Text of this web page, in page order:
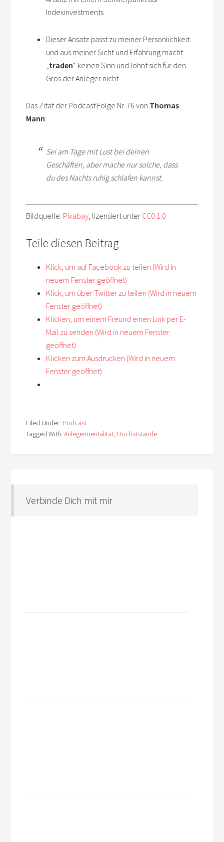
Indexinvestments
Dieser Ansatz passt zu meiner Persönlichkeit
und aus meiner Sicht und Erfahrung macht
traden“ keinen Sinn und lohnt sich für den
Gros der Anleger nicht
Das Zitat der Podcast Folge Nr. 76 von Thomas
Mann:
Sei am Tage mit Lust bei deinen
Geschäften, aber mache nur solche, dass
du des Nachts ruhig schlafen kannst.
Bildquelle: Pixabay , lizensiert unter CC0 1.0
Teile diesen Beitrag
Klick, um auf Facebook zu teilen (Wird in
neuem Fenster geöffnet)
Klick, um über Twitter zu teilen (Wird in neuem
Fenster geöffnet)
Klicken, um einem Freund einen Link per E-
Mail zu senden (Wird in neuem Fenster
geöffnet)
Klicken zum Ausdrucken (Wird in neuem
Fenster geöffnet)
Filed Under: Podcast
Tagged With:Anlegermentalität, Höchststände
Verbinde Dich mit mir